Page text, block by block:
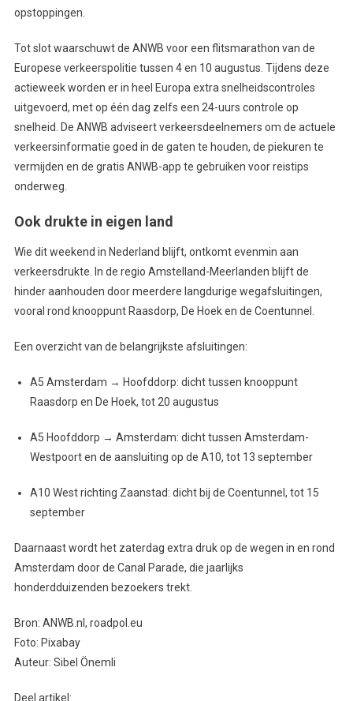
opstoppingen.
Tot slot waarschuwt de ANWB voor een flitsmarathon van de
Europese verkeerspolitie tussen 4 en 10 augustus. Tijdens deze
actieweek worden er in heel Europa extra snelheidscontroles
uitgevoerd, met op één dag zelfs een 24-uurs controle op
snelheid. De ANWB adviseert verkeersdeelnemers om de actuele
verkeersinformatie goed in de gaten te houden, de piekuren te
vermijden en de gratis ANWB-app te gebruiken voor reistips
onderweg.
Ook drukte in eigen land
Wie dit weekend in Nederland blijft, ontkomt evenmin aan
verkeersdrukte. In de regio Amstelland-Meerlanden blijft de
hinder aanhouden door meerdere langdurige wegafsluitingen,
vooral rond knooppunt Raasdorp, De Hoek en de Coentunnel.
Een overzicht van de belangrijkste afsluitingen:
A5 Amsterdam → Hoofddorp: dicht tussen knooppunt
Raasdorp en De Hoek, tot 20 augustus
A5 Hoofddorp → Amsterdam: dicht tussen Amsterdam-
Westpoort en de aansluiting op de A10, tot 13 september
A10 West richting Zaanstad: dicht bij de Coentunnel, tot 15
september
Daarnaast wordt het zaterdag extra druk op de wegen in en rond
Amsterdam door de Canal Parade, die jaarlijks
honderdduizenden bezoekers trekt.
Bron: ANWB.nl, roadpol.eu
Foto: Pixabay
Auteur: Sibel Önemli
Deel artikel: